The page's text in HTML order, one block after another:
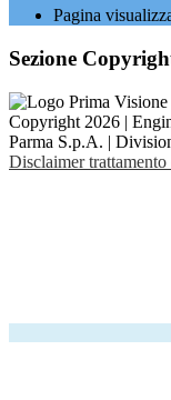
Pagina
Sezione
Copyright 2026 |
Parma S.p.A. |
Disclaimer trattamento